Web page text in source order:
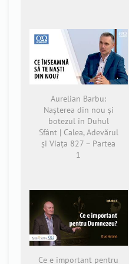
Aurelian Barbu:
Nașterea din nou și
botezul în Duhul
Sfânt | Calea, Adevărul
și Viața 827 – Partea
1
Ce e important pentru